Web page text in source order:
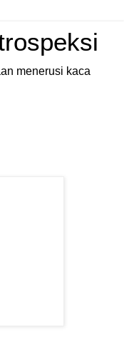
menerusi kaca